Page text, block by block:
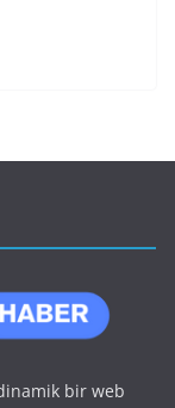
bir web